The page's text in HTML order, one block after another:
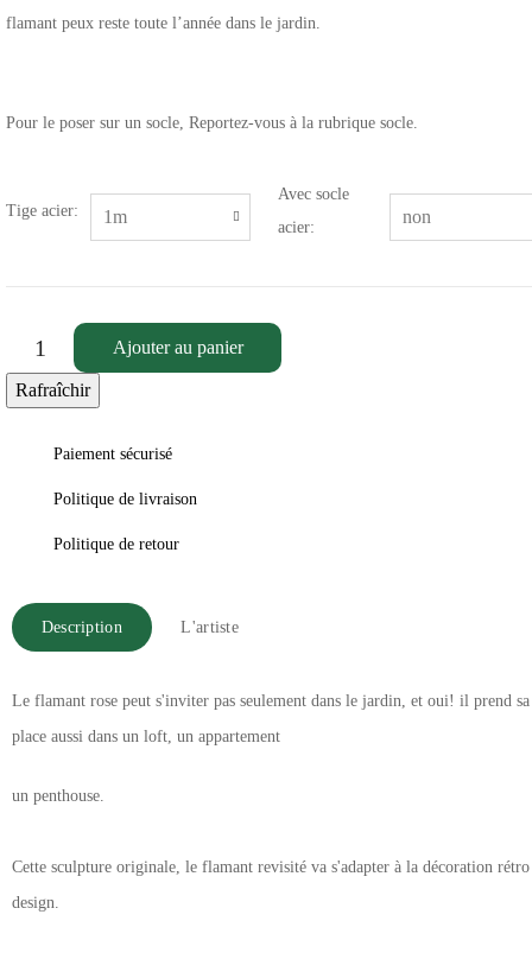
flamant peux reste toute l’année dans le jardin.
Pour le poser sur un socle, Reportez-vous à la rubrique socle.
Avec socle
acier:
Tige acier:
Ajouter au panier
Paiement sécurisé
Politique de livraison
Politique de retour
Description L'artiste
Le flamant rose peut s'inviter pas seulement dans le jardin, et oui! il prend sa
place aussi dans un loft, un appartement
un penthouse.
Cette sculpture originale, le flamant revisité va s'adapter à la décoration rétro
design.